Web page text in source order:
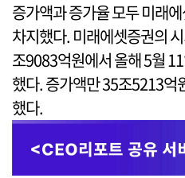
증가액과 증가율 모두 미래
차지했다. 미래에셋증권의
조9083억원에서 올해 5월
했다. 증가액만 35조5213
했다.